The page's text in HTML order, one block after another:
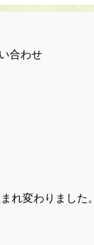
合わせ
れ変わりました。
洲